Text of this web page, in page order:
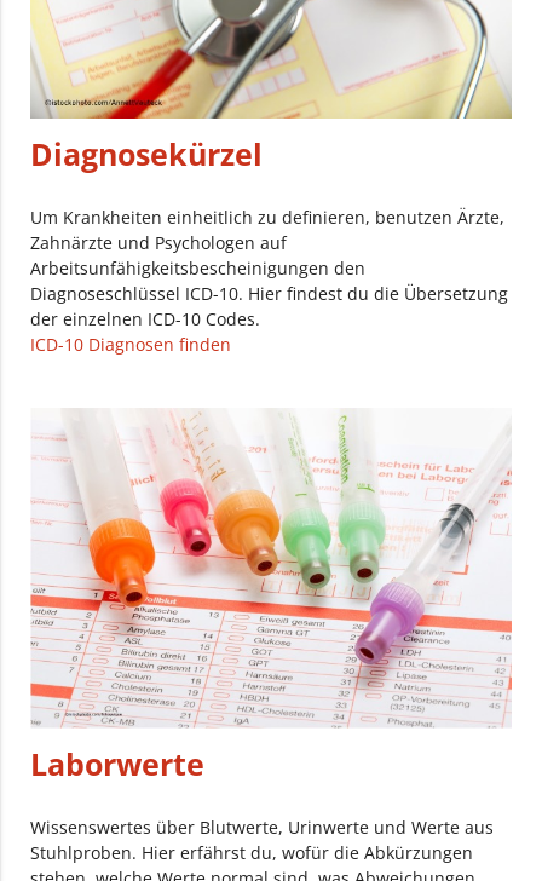
Diagnosekürzel
Um Krankheiten einheitlich zu definieren, benutzen Ärzte,
Zahnärzte und Psychologen auf
Arbeitsunfähigkeitsbescheinigungen den
Diagnoseschlüssel ICD-10. Hier findest du die Übersetzung
der einzelnen ICD-10 Codes.
ICD-10 Diagnosen finden
Laborwerte
Wissenswertes über Blutwerte, Urinwerte und Werte aus
Stuhlproben. Hier erfährst du, wofür die Abkürzungen